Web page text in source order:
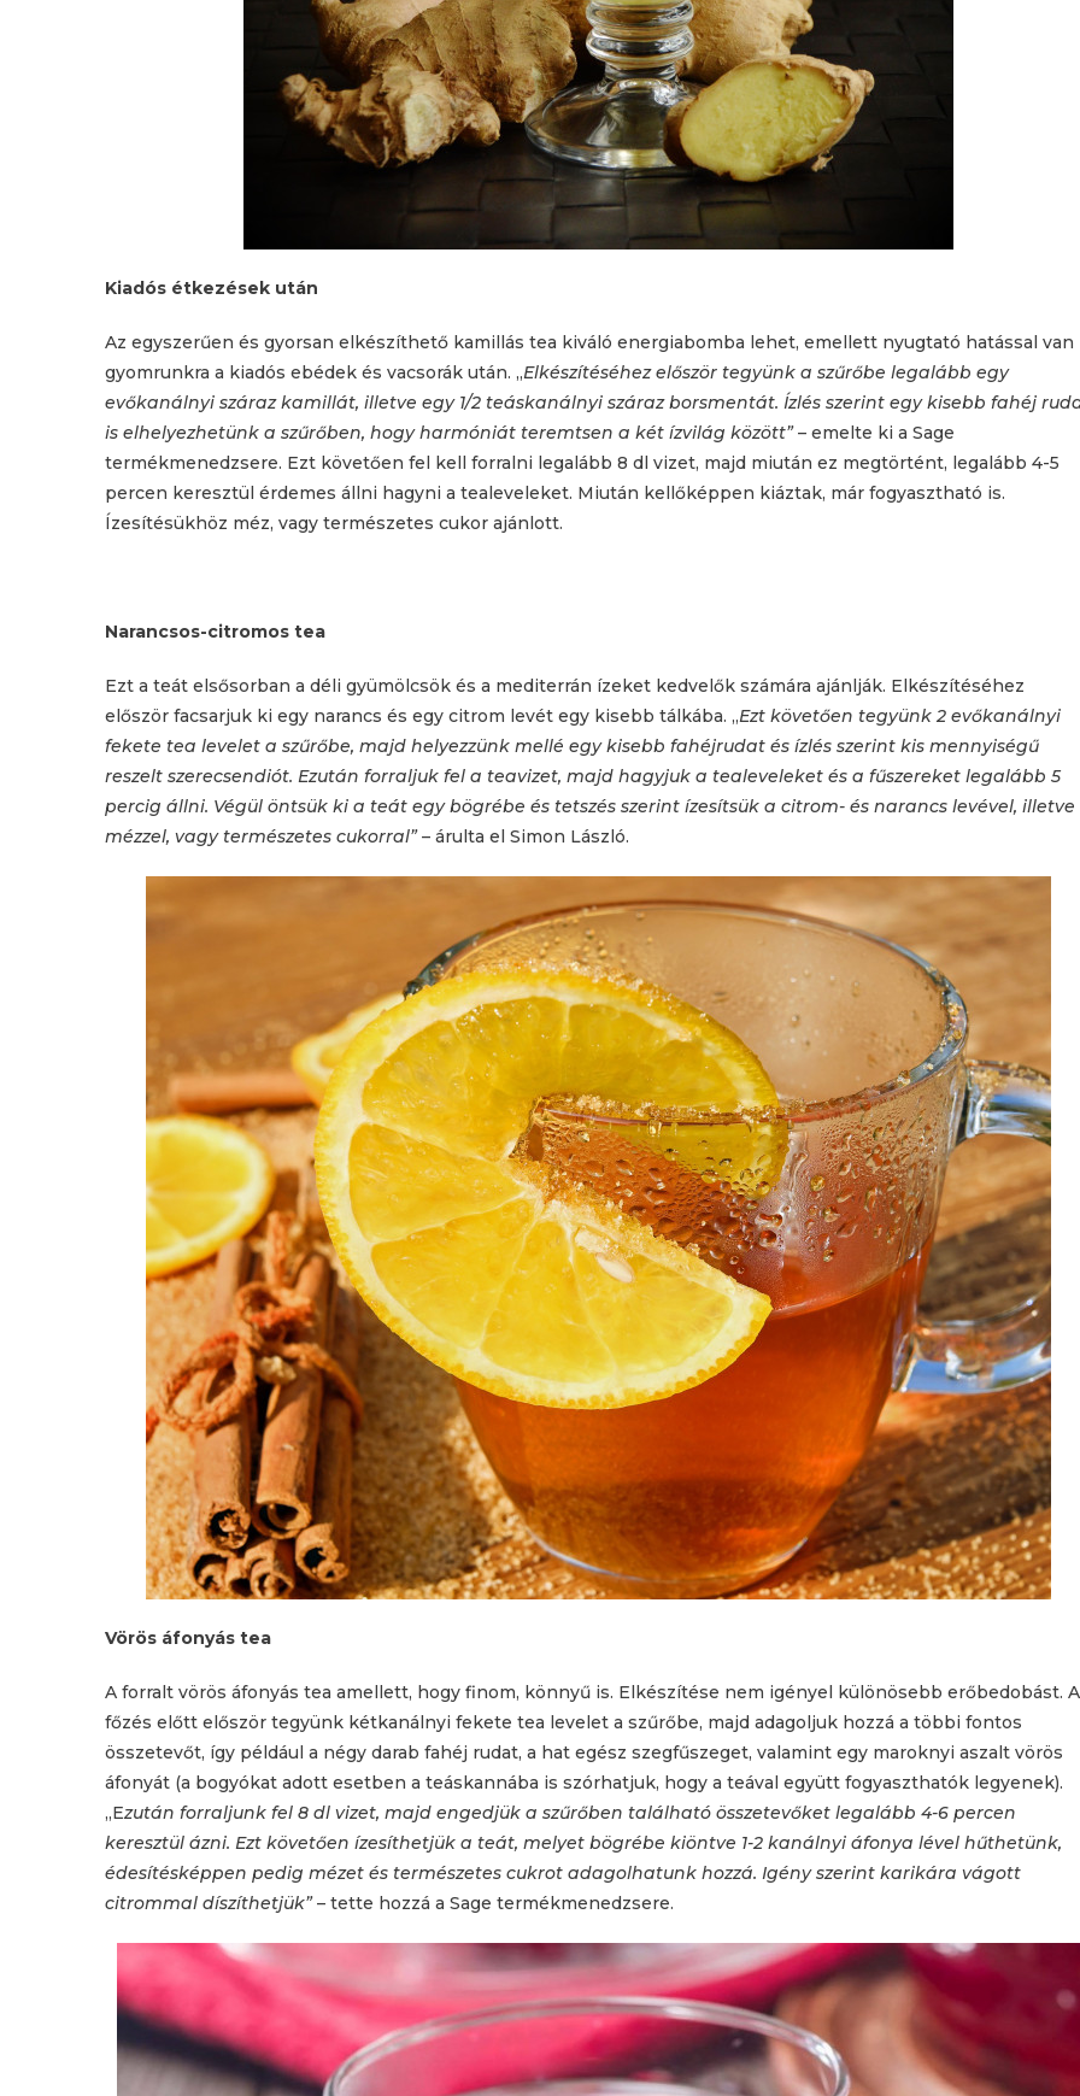
Kiadós étkezések után
Az egyszerűen és gyorsan elkészíthető kamillás tea kiváló energiabomba lehet, emellett nyugtató hatással van
gyomrunkra a kiadós ebédek és vacsorák után. „Elkészítéséhez először tegyünk a szűrőbe legalább egy
evőkanálnyi száraz kamillát, illetve egy 1/2 teáskanálnyi száraz borsmentát. Ízlés szerint egy kisebb fahéj
is elhelyezhetünk a szűrőben, hogy harmóniát teremtsen a két ízvilág között”– emelte ki a Sage
termékmenedzsere. Ezt követően fel kell forralni legalább 8 dl vizet, majd miután ez megtörtént, legalább 4-5
percen keresztül érdemes állni hagyni a tealeveleket. Miután kellőképpen kiáztak, már fogyasztható is.
Ízesítésükhöz méz, vagy természetes cukor ajánlott.
Narancsos-citromos tea
Ezt a teát elsősorban a déli gyümölcsök és a mediterrán ízeket kedvelők számára ajánlják. Elkészítéséhez
először facsarjuk ki egy narancs és egy citrom levét egy kisebb tálkába. „Ezt követően tegyünk 2 evőkanálnyi
fekete tea levelet a szűrőbe, majd helyezzünk mellé egy kisebb fahéjrudat és ízlés szerint kis mennyiségű
reszelt szerecsendiót. Ezután forraljuk fel a teavizet, majd hagyjuk a tealeveleket és a fűszereket legalább 5
percig állni. Végül öntsük ki a teát egy bögrébe és tetszés szerint ízesítsük a citrom- és narancs levével, illetve
mézzel, vagy természetes cukorral”– árulta el Simon László.
Vörös áfonyás tea
A forralt vörös áfonyás tea amellett, hogy finom, könnyű is. Elkészítése nem igényel különösebb erőbedobást. A
főzés előtt először tegyünk kétkanálnyi fekete tea levelet a szűrőbe, majd adagoljuk hozzá a többi fontos
összetevőt, így például a négy darab fahéj rudat, a hat egész szegfűszeget, valamint egy maroknyi aszalt vörös
áfonyát (a bogyókat adott esetben a teáskannába is szórhatjuk, hogy a teával együtt fogyaszthatók legyenek).
„Ezután forraljunk fel 8 dl vizet, majd engedjük a szűrőben található összetevőket legalább 4-6 percen
keresztül ázni. Ezt követően ízesíthetjük a teát, melyet bögrébe kiöntve 1-2 kanálnyi áfonya lével hűthetünk,
édesítésképpen pedig mézet és természetes cukrot adagolhatunk hozzá. Igény szerint karikára vágott
citrommal díszíthetjük”– tette hozzá a Sage termékmenedzsere.